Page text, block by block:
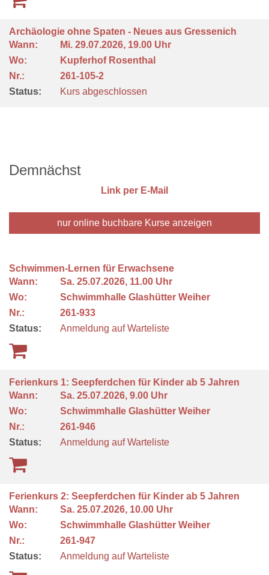
Archäologie ohne Spaten - Neues aus Gressenich
Wann:
Mi. 29.07.2026, 19.00 Uhr
Wo:
Kupferhof Rosenthal
Nr.:
261-105-2
Status:
Kurs abgeschlossen
Demnächst
Link per E-Mail
nur online buchbare Kurse anzeigen
Schwimmen-Lernen für Erwachsene
Wann:
Sa. 25.07.2026, 11.00 Uhr
Wo:
Schwimmhalle Glashütter Weiher
Nr.:
261-933
Status:
Anmeldung auf Warteliste
Ferienkurs 1: Seepferdchen für Kinder ab 5 Jahren
Wann:
Sa. 25.07.2026, 9.00 Uhr
Wo:
Schwimmhalle Glashütter Weiher
Nr.:
261-946
Status:
Anmeldung auf Warteliste
Ferienkurs 2: Seepferdchen für Kinder ab 5 Jahren
Wann:
Sa. 25.07.2026, 10.00 Uhr
Wo:
Schwimmhalle Glashütter Weiher
Nr.:
261-947
Status:
Anmeldung auf Warteliste